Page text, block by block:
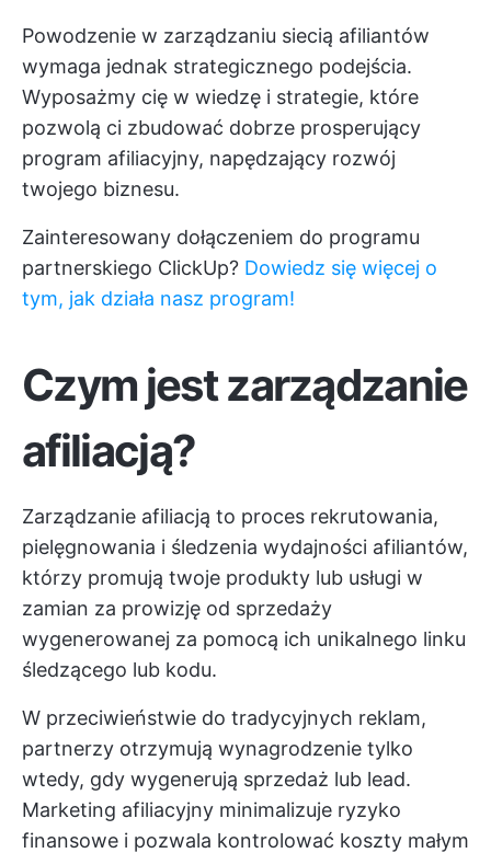
Powodzenie w zarządzaniu siecią afiliantów
wymaga jednak strategicznego podejścia.
Wyposażmy cię w wiedzę i strategie, które
pozwolą ci zbudować dobrze prosperujący
program afiliacyjny, napędzający rozwój
twojego biznesu.
Zainteresowany dołączeniem do programu
partnerskiego ClickUp? Dowiedz się więcej o
tym, jak działa nasz program!
Czym jest zarządzanie
afiliacją?
Zarządzanie afiliacją to proces rekrutowania,
pielęgnowania i śledzenia wydajności afiliantów,
którzy promują twoje produkty lub usługi w
zamian za prowizję od sprzedaży
wygenerowanej za pomocą ich unikalnego linku
śledzącego lub kodu.
W przeciwieństwie do tradycyjnych reklam,
partnerzy otrzymują wynagrodzenie tylko
wtedy, gdy wygenerują sprzedaż lub lead.
Marketing afiliacyjny minimalizuje ryzyko
finansowe i pozwala kontrolować koszty małym